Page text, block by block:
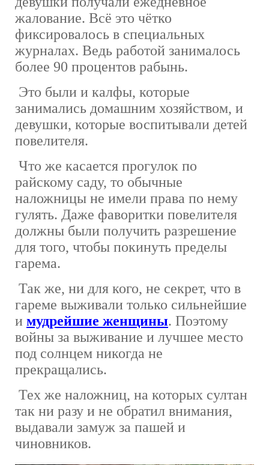
жалование. Всё это чётко
фиксировалось в специальных
журналах. Ведь работой занималось
более 90 процентов рабынь.
Это были и калфы, которые
занимались домашним хозяйством, и
девушки, которые воспитывали детей
повелителя.
Что же касается прогулок по
райскому саду, то обычные
наложницы не имели права по нему
гулять. Даже фаворитки повелителя
должны были получить разрешение
для того, чтобы покинуть пределы
гарема.
Так же, ни для кого, не секрет, что в
гареме выживали только сильнейшие
и мудрейшие женщины. Поэтому
войны за выживание и лучшее место
под солнцем никогда не
прекращались.
Тех же наложниц, на которых султан
так ни разу и не обратил внимания,
выдавали замуж за пашей и
чиновников.